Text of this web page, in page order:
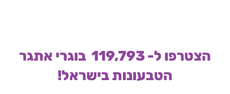
הצטרפו ל-119,793 בוגרי אתגר
הטבעונות בישראל!